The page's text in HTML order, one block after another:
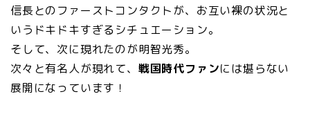
信長とのファーストコンタクトが、お互い裸の状況と
いうドキドキすぎるシチュエーション。
そして、次に現れたのが明智光秀。
次々と有名人が現れて、 戦国時代ファンには堪らない
展開になっています！